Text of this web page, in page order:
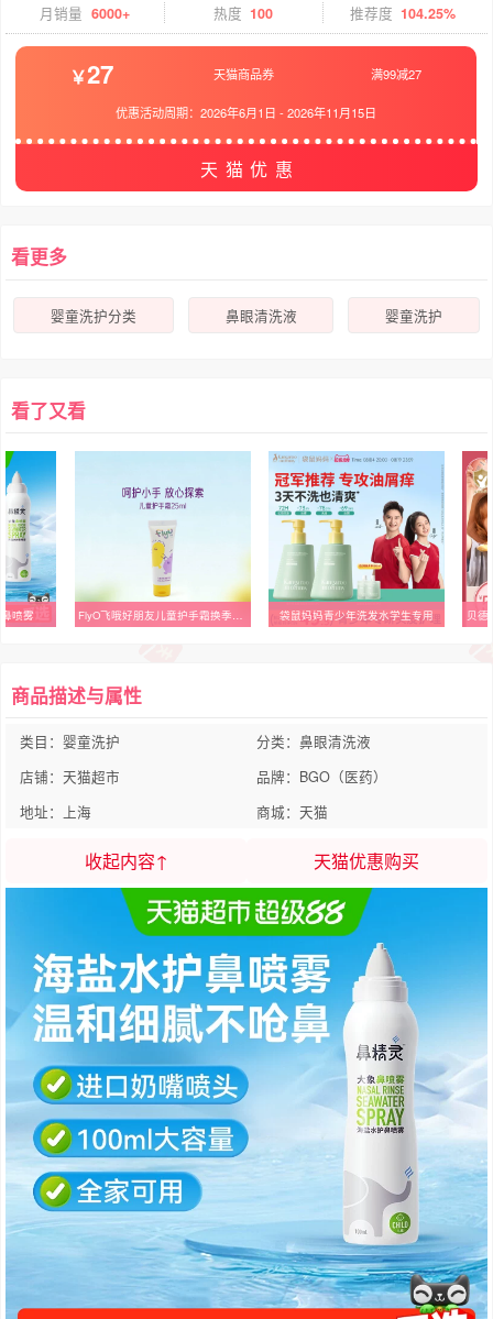
月销量 6000+ 热度 100 推荐度 104.25%
27 天猫商品券 满99减27
优惠活动周期：2026年6月1日 -2026年11月15日
天猫优惠
看更多
婴童洗护分类 鼻眼清洗液 婴童洗护
看了又看
喷雾 袋鼠妈妈青少年洗发水学生专用
商品描述与属性
类目：婴童洗护
分类：鼻眼清洗液
店铺：天猫超市
品牌：BGO（医药）
地址：上海
商城：天猫
收起内容↑ 天猫优惠购买